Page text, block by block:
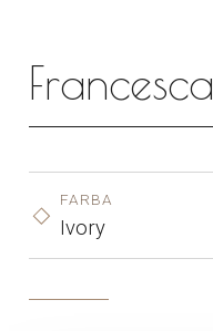
Francesca
FARBA
Ivory